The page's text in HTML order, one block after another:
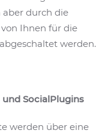
aber durch die
Ihnen für die
werden.
SocialPlugins
werden über eine